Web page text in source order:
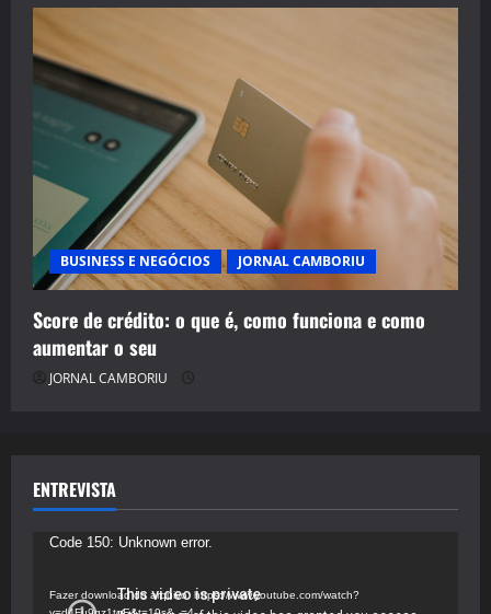
BUSINESS E NEGÓCIOS JORNAL CAMBORIU
Score de crédito: o que é, como funciona e como
aumentar o seu
JORNAL CAMBORIU
ENTREVISTA
Tocador
vídeo
Code 150: Unknown error.
Fazer download do arquivo: https://www.youtube.com/watch?